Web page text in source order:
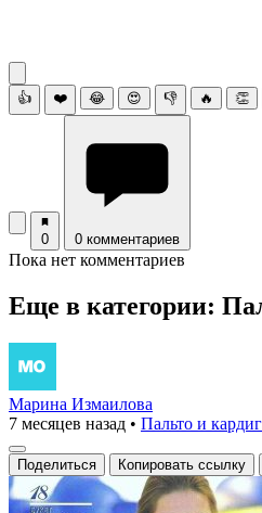
👍 ❤️ 😂 😍 👎 🔥 👏
0 0 комментариев
Пока нет комментариев
Еще в категории:
Марина Измаилова
7 месяцев назад • Пальто и
Поделиться Копировать ссылку